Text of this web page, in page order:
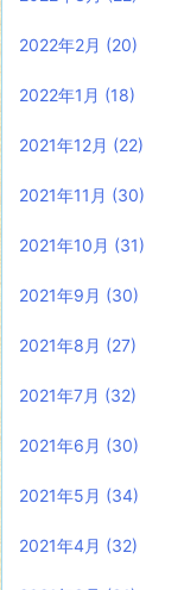
2022年2月 (20)
2022年1月 (18)
2021年12月 (22)
2021年11月 (30)
2021年10月 (31)
2021年9月 (30)
2021年8月 (27)
2021年7月 (32)
2021年6月 (30)
2021年5月 (34)
2021年4月 (32)